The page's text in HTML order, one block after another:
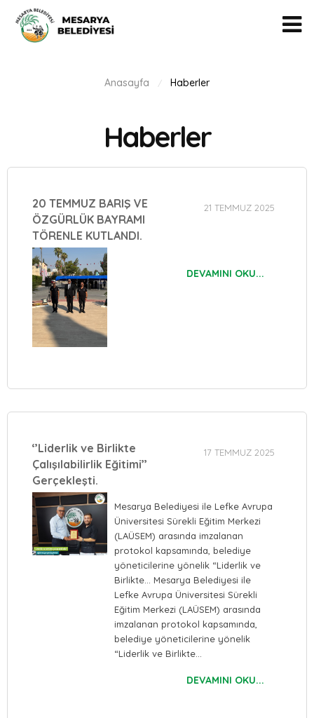
Anasayfa / Haberler
Haberler
21 TEMMUZ 2025
20 TEMMUZ BARIŞ VE
ÖZGÜRLÜK BAYRAMI
TÖRENLE KUTLANDI.
DEVAMINI OKU...
17 TEMMUZ 2025
‘’Liderlik ve Birlikte
Çalışılabilirlik Eğitimi’’
Gerçekleşti.
Mesarya Belediyesi ile Lefke Avrupa
Üniversitesi Sürekli Eğitim Merkezi
(LAÜSEM) arasında imzalanan
protokol kapsamında, belediye
yöneticilerine yönelik “Liderlik ve
Birlikte… Mesarya Belediyesi ile
Lefke Avrupa Üniversitesi Sürekli
Eğitim Merkezi (LAÜSEM) arasında
imzalanan protokol kapsamında,
belediye yöneticilerine yönelik
“Liderlik ve Birlikte…
DEVAMINI OKU...